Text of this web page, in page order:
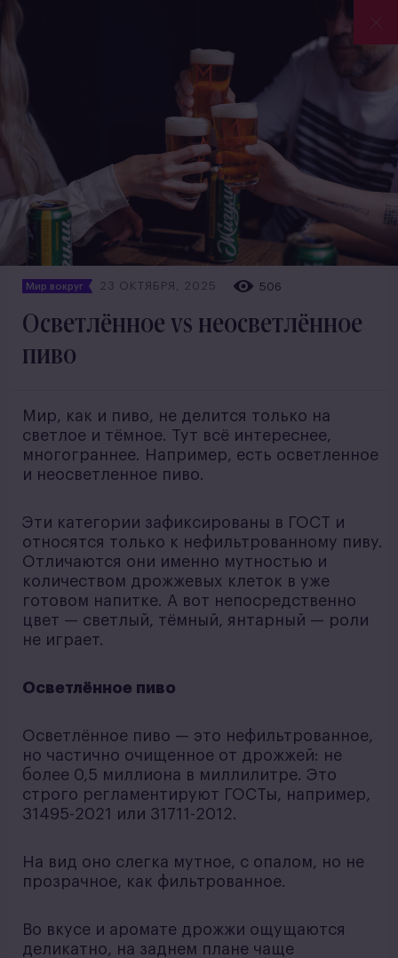
Мир вокруг 23 ОКТЯБРЯ, 2025 506
Осветлённое vs неосветлённое
пиво
Мир, как и пиво, не делится только на
светлое и тёмное. Тут всё интереснее,
многограннее. Например, есть осветленное
и неосветленное пиво.
Эти категории зафиксированы в ГОСТ и
относятся только к нефильтрованному пиву.
Отличаются они именно мутностью и
количеством дрожжевых клеток в уже
готовом напитке. А вот непосредственно
цвет — светлый, тёмный, янтарный — роли
не играет.
Осветлённое пиво
Осветлённое пиво — это нефильтрованное,
но частично очищенное от дрожжей: не
более 0,5 миллиона в миллилитре. Это
строго регламентируют ГОСТы, например,
31495-2021 или 31711-2012.
На вид оно слегка мутное, с опалом, но не
прозрачное, как фильтрованное.
Во вкусе и аромате дрожжи ощущаются
деликатно, на заднем плане чаще